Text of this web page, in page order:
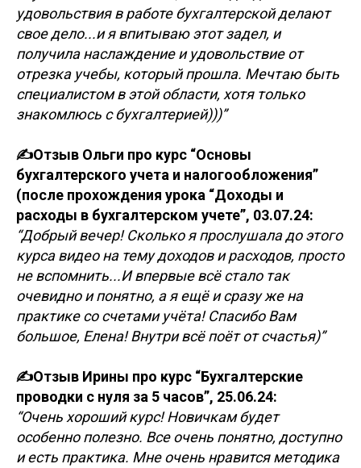
удовольствия в работе бухгалтерской делают
свое дело...и я впитываю этот задел, и
получила наслаждение и удовольствие от
отрезка учебы, который прошла. Мечтаю быть
специалистом в этой области, хотя только
знакомлюсь с бухгалтерией)))”
✍️Отзыв Ольги про курс “Основы
бухгалтерского учета и налогообложения”
(после прохождения урока “Доходы и
расходы в бухгалтерском учете”, 03.07.24:
“Добрый вечер! Сколько я прослушала до этого
курса видео на тему доходов и расходов, просто
не вспомнить...И впервые всё стало так
очевидно и понятно, а я ещё и сразу же на
практике со счетами учёта! Спасибо Вам
большое, Елена! Внутри всё поёт от счастья)”
✍️Отзыв Ирины про курс “Бухгалтерские
проводки с нуля за 5 часов”, 25.06.24:
“Очень хороший курс! Новичкам будет
особенно полезно. Все очень понятно, доступно
и есть практика. Мне очень нравится методика